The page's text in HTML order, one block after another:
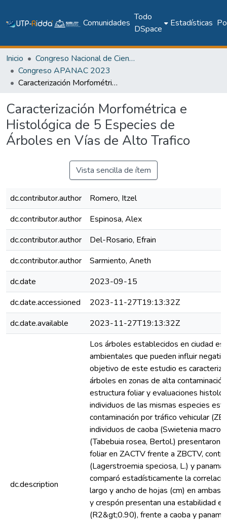
Comunidades
Todo
DSpace
Estadísticas
Inicio
Congreso Nacional de Ciencia y Tecnología – APANAC
Congreso APANAC 2023
Caracterización Morfométrica e Histológica de 5 Especies de Árboles en Vías de Alto Trafico
Caracterización Morfométrica e
Histológica de 5 Especies de
Árboles en Vías de Alto Trafico
Vista sencilla de ítem
dc.contributor.author
Romero, Itzel
dc.contributor.author
Espinosa, Alex
dc.contributor.author
Del-Rosario, Efrain
dc.contributor.author
Sarmiento, Aneth
dc.date
2023-09-15
dc.date.accessioned
2023-11-27T19:13:32Z
dc.date.available
2023-11-27T19:13:32Z
dc.description
Los árboles establecidos en ciudad
ambientales que pueden influir
objetivo de este estudio es
árboles en zonas de alta
estructura foliar y evaluaciones
individuos de las mismas especies
contaminación por tráfico vehicular
individuos de caoba (Swietenia
(Tabebuia rosea, Bertol.) presentaron
foliar en ZACTV frente a ZBCTV,
(Lagerstroemia speciosa, L.) y panamá
comparó estadísticamente la
largo y ancho de hojas (cm) en ambas
y crespón presentan una estabilidad
(R2&gt;0.90), frente a caoba y